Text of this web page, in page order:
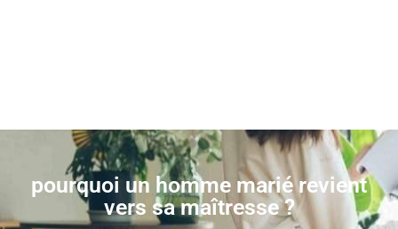
pourquoi un homme marié revient
vers sa maîtresse ?